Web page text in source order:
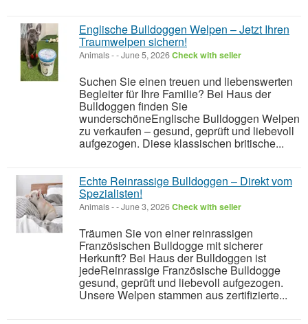
Englische Bulldoggen Welpen – Jetzt Ihren
Traumwelpen sichern!
Animals--June 5, 2026Check with seller
Suchen Sie einen treuen und liebenswerten
Begleiter für Ihre Familie? Bei Haus der
Bulldoggen finden Sie
wunderschöneEnglische Bulldoggen Welpen
zu verkaufen – gesund, geprüft und liebevoll
aufgezogen. Diese klassischen britische...
Echte Reinrassige Bulldoggen – Direkt vom
Spezialisten!
Animals--June 3, 2026Check with seller
Träumen Sie von einer reinrassigen
Französischen Bulldogge mit sicherer
Herkunft? Bei Haus der Bulldoggen ist
jedeReinrassige Französische Bulldogge
gesund, geprüft und liebevoll aufgezogen.
Unsere Welpen stammen aus zertifizierte...